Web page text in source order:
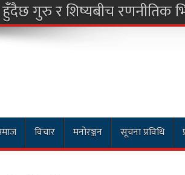
गुरु र शिष्यबीच रणनीतिक
विचार मनोरञ्जन सूचना प्रविधि